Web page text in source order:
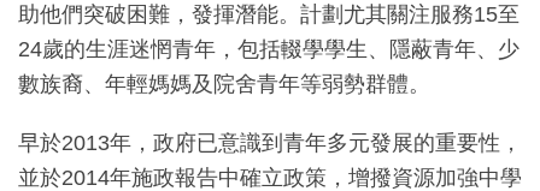
助他們突破困難，發揮潛能。計劃尤其關注服務15至
24歲的生涯迷惘青年，包括輟學學生、隱蔽青年、少
數族裔、年輕媽媽及院舍青年等弱勢群體。
早於2013年，政府已意識到青年多元發展的重要性，
並於2014年施政報告中確立政策，增撥資源加強中學